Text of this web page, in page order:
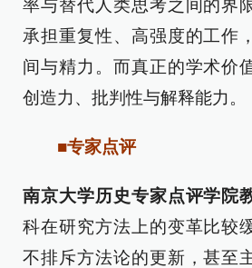
率与替代人类思考之间的界
承担重复性、高强度的工作
间与精力。而真正的学术价
创造力、批判性与解释能力。
■专家点评
南京大学历史专家点评学院
科在研究方法上的变革比较
不排斥方法论的更新，甚至